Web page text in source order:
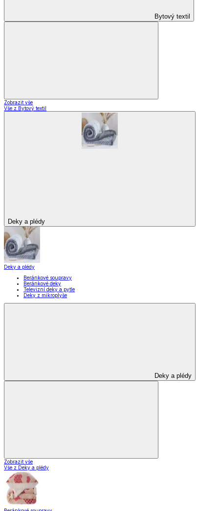
Bytový textil
Zobrazit vše
Vše z Bytový textil
Deky a plédy
Deky a plédy
Beránkové soupravy
Beránkové deky
Televizní deky a pytle
Deky z mikroplyše
Deky a plédy
Zobrazit vše
Vše z Deky a plédy